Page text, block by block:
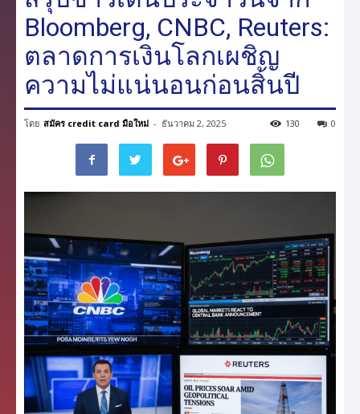
Bloomberg, CNBC, Reuters:
ตลาดการเงินโลกเผชิญ
ความไม่แน่นอนก่อนสิ้นปี
โดย สมัคร credit card มือใหม่ - ธันวาคม 2, 2025 0
130